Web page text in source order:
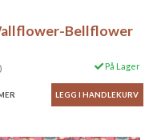
Bellflower
På Lager